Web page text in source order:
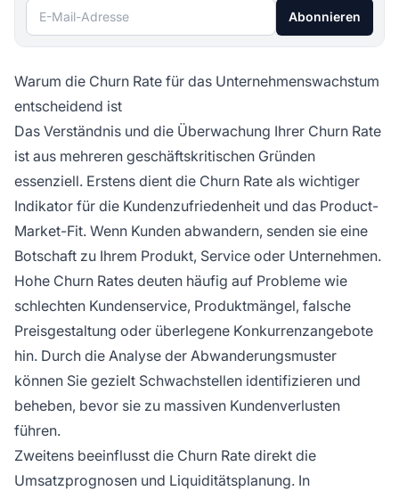
E-Mail-Adresse Abonnieren
Warum die Churn Rate für das Unternehmenswachstum
entscheidend ist
Das Verständnis und die Überwachung Ihrer Churn Rate
ist aus mehreren geschäftskritischen Gründen
essenziell. Erstens dient die Churn Rate als wichtiger
Indikator für die Kundenzufriedenheit und das Product-
Market-Fit. Wenn Kunden abwandern, senden sie eine
Botschaft zu Ihrem Produkt, Service oder Unternehmen.
Hohe Churn Rates deuten häufig auf Probleme wie
schlechten Kundenservice, Produktmängel, falsche
Preisgestaltung oder überlegene Konkurrenzangebote
hin. Durch die Analyse der Abwanderungsmuster
können Sie gezielt Schwachstellen identifizieren und
beheben, bevor sie zu massiven Kundenverlusten
führen.
Zweitens beeinflusst die Churn Rate direkt die
Umsatzprognosen und Liquiditätsplanung. In